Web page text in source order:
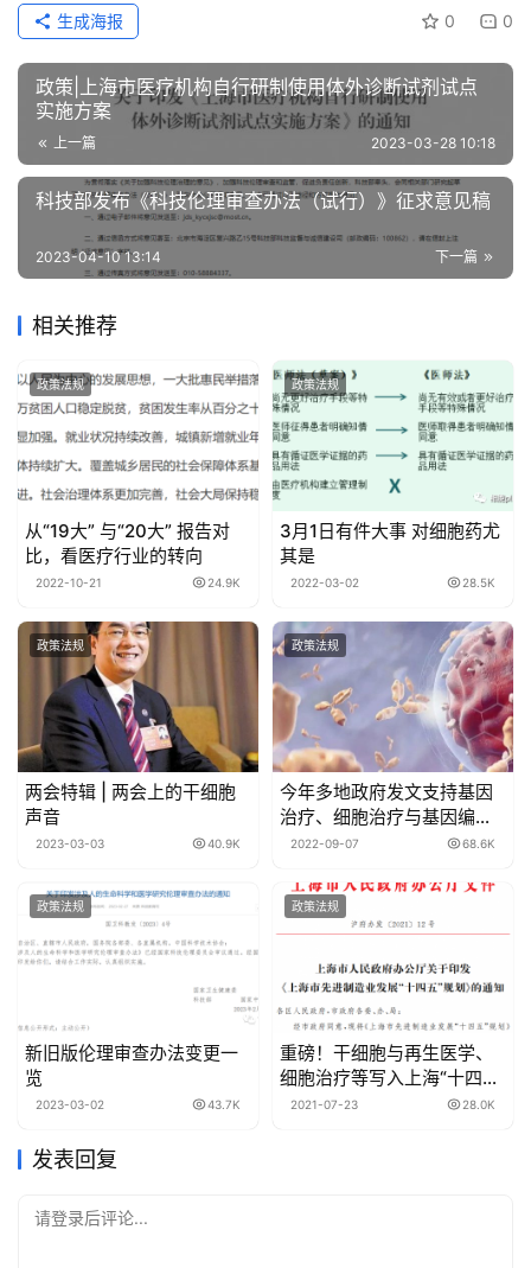
0 0
生成海报
政策|上海市医疗机构自行研制使用体外诊断试剂试点
实施方案
上一篇 2023-03-28 10:18
科技部发布《科技伦理审查办法（试行）》征求意见稿
下一篇
2023-04-10 13:14
相关推荐
政策法规
从“19大” 与“20大” 报告对
比，看医疗行业的转向
2022-10-21 24.9K
政策法规
3月1日有件大事 对细胞药尤
其是
2022-03-02 28.5K
政策法规
两会特辑 | 两会上的干细胞
声音
2023-03-03 40.9K
政策法规
今年多地政府发文支持基因
治疗、细胞治疗与基因编辑
的发展
2022-09-07 68.6K
政策法规
新旧版伦理审查办法变更一
览
2023-03-02 43.7K
政策法规
重磅！干细胞与再生医学、
细胞治疗等写入上海“十四
五”规划，将开展重大科技攻
2021-07-23 28.0K
发表回复
请登录后评论...